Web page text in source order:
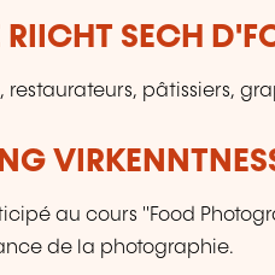
RIICHT SECH
restaurateurs, pâtissiers,
au cours "Food
de la photographie.